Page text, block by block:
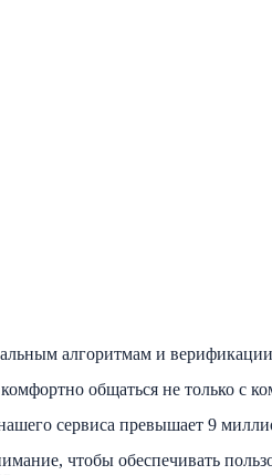
алгоритмам и
общаться не только с
сервиса превышает 9
чтобы обеспечивать